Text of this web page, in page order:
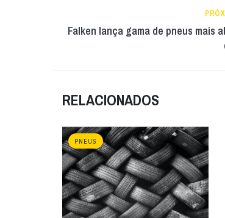
Falken lança gama de pneus mais
RELACIONADOS
PNEUS